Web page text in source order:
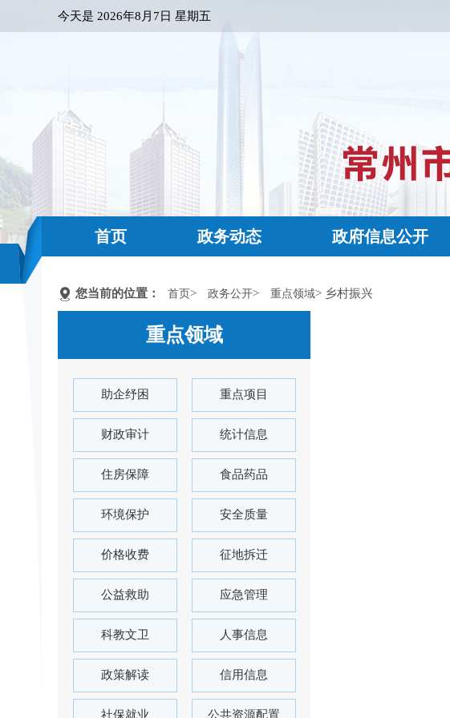
今天是 2026年8月7日 星期五
首页 政务动态 政府信息公开
您当前的位置： 首页> 政务公开> 重点领域> 乡村振兴
重点领域
助企纾困 重点项目
财政审计 统计信息
住房保障 食品药品
环境保护 安全质量
价格收费 征地拆迁
公益救助 应急管理
科教文卫 人事信息
政策解读 信用信息
社保就业 公共资源配置